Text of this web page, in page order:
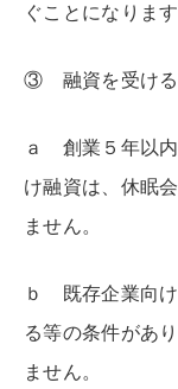
ぐことになります
③ 融資を受ける
ａ 創業５年以内
け融資は、休眠
ません。
ｂ 既存企業向け
る等の条件があ
ません。